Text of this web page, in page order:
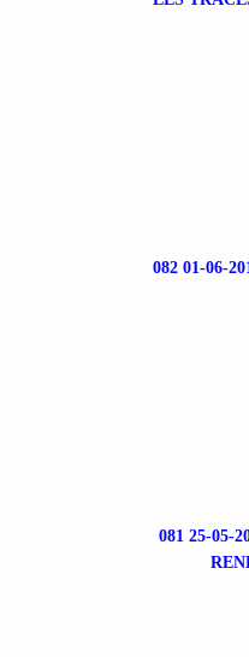
082 01-06-
081 25-05-